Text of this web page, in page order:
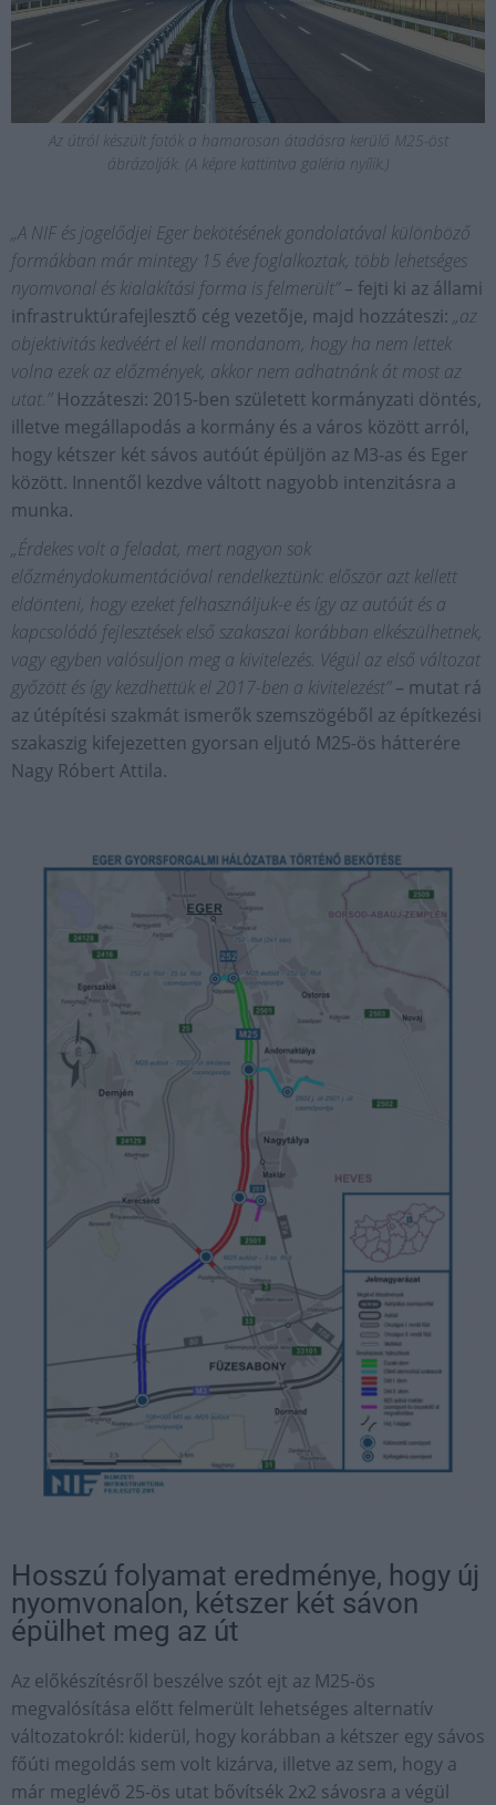
Az útról készült fotók a hamarosan átadásra kerülő M25-öst
ábrázolják. (A képre kattintva galéria nyílik.)
„A NIF és jogelődjei Eger bekötésének gondolatával különböző
formákban már mintegy 15 éve foglalkoztak, több lehetséges
nyomvonal és kialakítási forma is felmerült”– fejti ki az állami
infrastruktúrafejlesztő cég vezetője, majd hozzáteszi: „az
objektivitás kedvéért el kell mondanom, hogy ha nem lettek
volna ezek az előzmények, akkor nem adhatnánk át most az
utat.”Hozzáteszi: 2015-ben született kormányzati döntés,
illetve megállapodás a kormány és a város között arról,
hogy kétszer két sávos autóút épüljön az M3-as és Eger
között. Innentől kezdve váltott nagyobb intenzitásra a
munka.
„Érdekes volt a feladat, mert nagyon sok
előzménydokumentációval rendelkeztünk: először azt kellett
eldönteni, hogy ezeket felhasználjuk-e és így az autóút és a
kapcsolódó fejlesztések első szakaszai korábban elkészülhetnek,
vagy egyben valósuljon meg a kivitelezés. Végül az első változat
győzött és így kezdhettük el 2017-ben a kivitelezést”– mutat rá
az útépítési szakmát ismerők szemszögéből az építkezési
szakaszig kifejezetten gyorsan eljutó M25-ös hátterére
Nagy Róbert Attila.
Hosszú folyamat eredménye, hogy új
nyomvonalon, kétszer két sávon
épülhet meg az út
Az előkészítésről beszélve szót ejt az M25-ös
megvalósítása előtt felmerült lehetséges alternatív
változatokról: kiderül, hogy korábban a kétszer egy sávos
főúti megoldás sem volt kizárva, illetve az sem, hogy a
már meglévő 25-ös utat bővítsék 2x2 sávosra a végül